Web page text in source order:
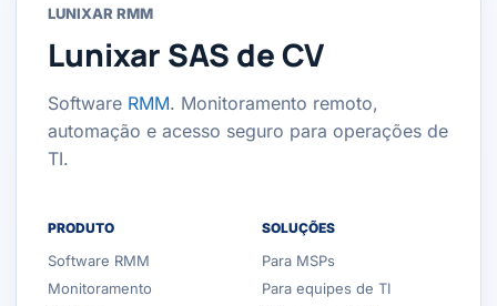
LUNIXAR RMM
Lunixar SAS de CV
Software RMM. Monitoramento remoto,
automação e acesso seguro para operações de
TI.
PRODUTO
Software RMM
Monitoramento
SOLUÇÕES
Para MSPs
Para equipes de TI